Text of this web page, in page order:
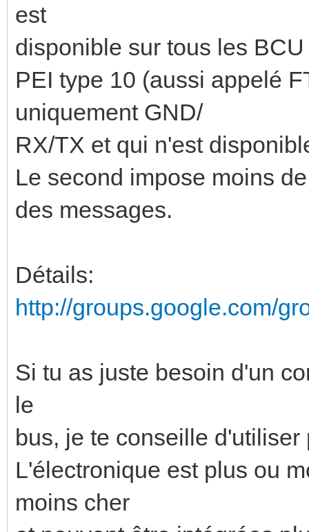
est
disponible sur tous les BCU
PEI type 10 (aussi appelé
uniquement GND/
RX/TX et qui n'est
Le second impose moins
des messages.
Détails:
http://groups.google.com/
Si tu as juste besoin d'un
le
bus, je te conseille
L'électronique est plus ou
moins cher